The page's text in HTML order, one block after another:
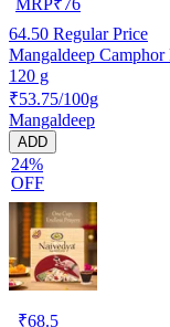
64.50 Regular Price
Mangaldeep
120 g
₹53.75/100g
Mangaldeep
ADD
24%
OFF
₹68.5